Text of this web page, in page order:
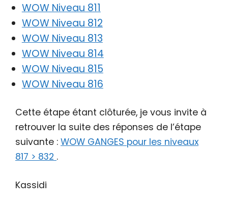
WOW Niveau 811
WOW Niveau 812
WOW Niveau 813
WOW Niveau 814
WOW Niveau 815
WOW Niveau 816
Cette étape étant clôturée, je vous invite à
retrouver la suite des réponses de l’étape
suivante : WOW GANGES pour les niveaux
817 > 832 .
Kassidi